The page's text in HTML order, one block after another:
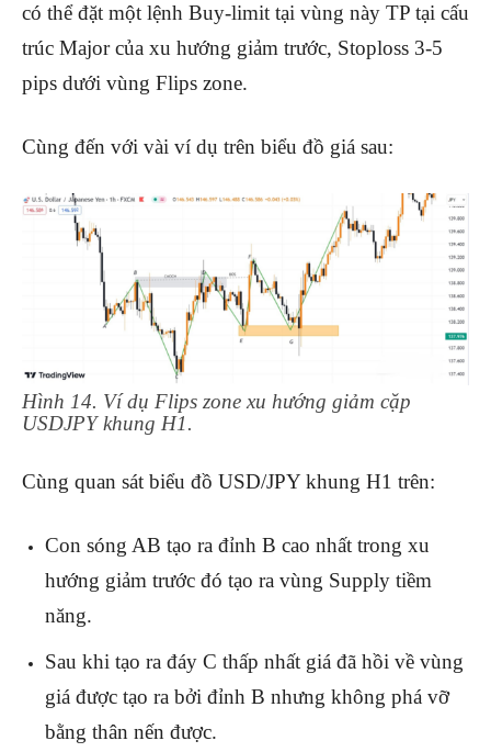
có thể đặt một lệnh Buy-limit tại vùng này TP tại cấu
trúc Major của xu hướng giảm trước, Stoploss 3-5
pips dưới vùng Flips zone.
Cùng đến với vài ví dụ trên biểu đồ giá sau:
Hình 14. Ví dụ Flips zone xu hướng giảm cặp
USDJPY khung H1.
Cùng quan sát biểu đồ USD/JPY khung H1 trên:
Con sóng AB tạo ra đỉnh B cao nhất trong xu
hướng giảm trước đó tạo ra vùng Supply tiềm
năng.
Sau khi tạo ra đáy C thấp nhất giá đã hồi về vùng
giá được tạo ra bởi đỉnh B nhưng không phá vỡ
bằng thân nến được.